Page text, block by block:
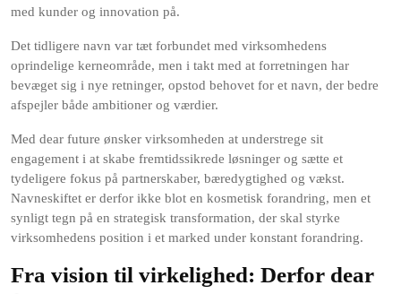
med kunder og innovation på.
Det tidligere navn var tæt forbundet med virksomhedens
oprindelige kerneområde, men i takt med at forretningen har
bevæget sig i nye retninger, opstod behovet for et navn, der bedre
afspejler både ambitioner og værdier.
Med dear future ønsker virksomheden at understrege sit
engagement i at skabe fremtidssikrede løsninger og sætte et
tydeligere fokus på partnerskaber, bæredygtighed og vækst.
Navneskiftet er derfor ikke blot en kosmetisk forandring, men et
synligt tegn på en strategisk transformation, der skal styrke
virksomhedens position i et marked under konstant forandring.
Fra vision til virkelighed: Derfor dear